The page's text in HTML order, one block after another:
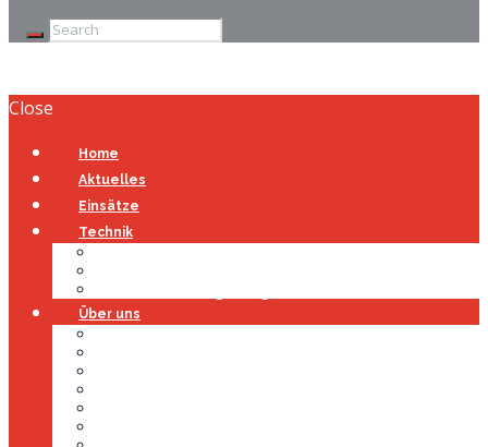
Close
Home
Aktuelles
Einsätze
Technik
Über uns